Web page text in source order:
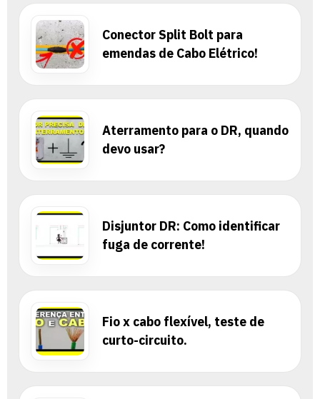
Conector Split Bolt para
emendas de Cabo Elétrico!
Aterramento para o DR, quando
devo usar?
Disjuntor DR: Como identificar
fuga de corrente!
Fio x cabo flexível, teste de
curto-circuito.